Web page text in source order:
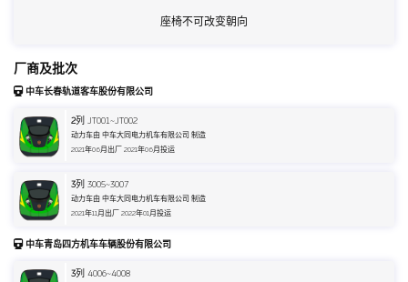
座椅不可改变朝向
厂商及批次
中车长春轨道客车股份有限公司
2列 JT001~JT002
动力车由 中车大同电力机车有限公司 制造
2021年06月出厂 2021年06月投运
3列 3005~3007
动力车由 中车大同电力机车有限公司 制造
2021年11月出厂 2022年01月投运
中车青岛四方机车车辆股份有限公司
3列 4006~4008